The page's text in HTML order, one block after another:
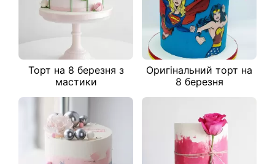
Торт на 8 березня з
мастики
Оригінальний торт на
8 березня